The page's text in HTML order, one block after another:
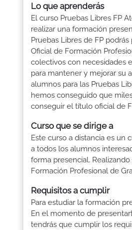
Lo que aprenderás
El curso Pruebas Libres FP
realizar una formación
Pruebas Libres de FP
Oficial de Formación
colectivos con necesidades
para mantener y mejorar su
alumnos para las Pruebas
hemos conseguido que
conseguir el título oficial de
Curso que se dirige a
Este curso a distancia es un
a todos los alumnos
forma presencial.
Formación Profesional de
Requisitos a cumplir
Para estudiar la formación
En el momento de
tendrás que cumplir los